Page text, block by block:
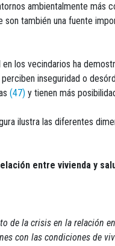
ambientalmente más
son también una fuente
en los vecindarios ha
inseguridad o
(47) y tienen más
ilustra las diferentes
entre vivienda y
de la crisis en la relación
con las condiciones de